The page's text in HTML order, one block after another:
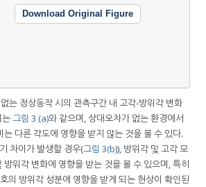
Download Original Figure
는 정상동작 시의 관측구간 내 고각-방위각 변화
는그림 3 (a)와 같으며, 상대오차가 없는 환경에서
다른 각도에 영향을 받지 않는 것을 볼 수 있다.
차이가 발생할 경우(그림 3(b)), 방위각 및 고각 모
위각 변화에 영향을 받는 것을 볼 수 있으며, 특히
의 방위각 성분에 영향을 받게 되는 현상이 확인된